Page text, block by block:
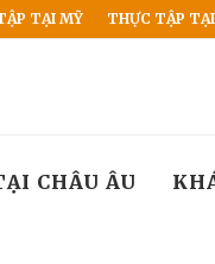
TẠI MỸ THỰC TẬP
CHÂU ÂU